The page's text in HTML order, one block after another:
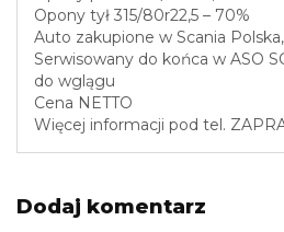
Opony tył 315/80r22,5 – 70%
Auto zakupione w Scania
Serwisowany do końca w ASO
do wglągu
Cena NETTO
Więcej informacji pod tel.
Dodaj komentarz